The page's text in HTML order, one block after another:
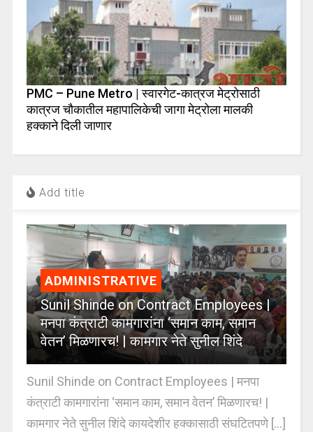
PMC – Pune Metro | स्वारगेट-कात्रज मेट्रोसाठी
कात्रज चौकातील महापालिकेची जागा मेट्रोला मालकी
हक्काने दिली जाणार
Add title
ADMINISTRATIVE
Sunil Shinde on Contract Employees |
मनपा कंत्राटी कामगारांना ‘समान काम, समान
वेतन’ मिळणारच! | कामगार नेते सुनील शिंदे
Sunil Shinde on Contract Employees | मनपा
कंत्राटी कामगारांना ‘समान काम, समान वेतन’ मिळणारच! |
कामगार नेते सुनील शिंदे कायदेशीर हक्कासाठी संघटितपणे [...]